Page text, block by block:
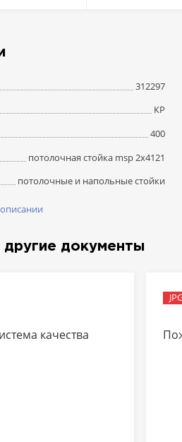
312297
КР
400
потолочная стойка msp 2х4121
потолочные и напольные стойки
документы
качества